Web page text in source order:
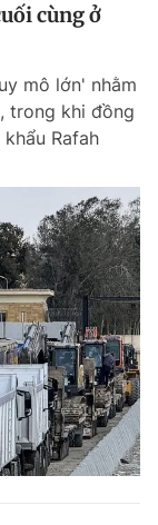
cùng ở
mô lớn' nhằm
trong khi đồng
Rafah